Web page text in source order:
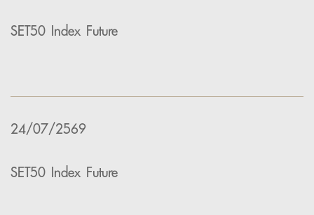
SET50 Index Future
24/07/2569
SET50 Index Future